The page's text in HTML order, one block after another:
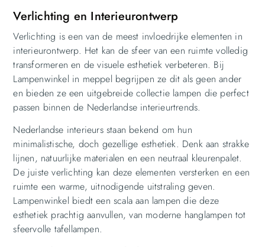
Verlichting en Interieurontwerp
Verlichting is een van de meest invloedrijke elementen in
interieurontwerp. Het kan de sfeer van een ruimte volledig
transformeren en de visuele esthetiek verbeteren. Bij
Lampenwinkel in meppel begrijpen ze dit als geen ander
en bieden ze een uitgebreide collectie lampen die perfect
passen binnen de Nederlandse interieurtrends.
Nederlandse interieurs staan bekend om hun
minimalistische, doch gezellige esthetiek. Denk aan strakke
lijnen, natuurlijke materialen en een neutraal kleurenpalet.
De juiste verlichting kan deze elementen versterken en een
ruimte een warme, uitnodigende uitstraling geven.
Lampenwinkel biedt een scala aan lampen die deze
esthetiek prachtig aanvullen, van moderne hanglampen tot
sfeervolle tafellampen.